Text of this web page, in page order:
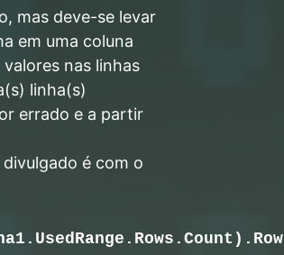
mas deve-se levar
em uma coluna
nas linhas
linha(s)
errado e a partir
é com o